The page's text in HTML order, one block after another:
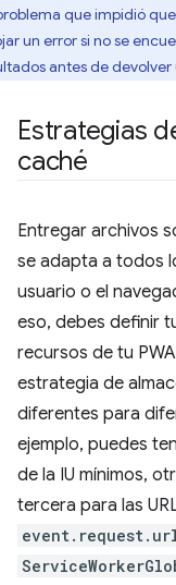
que impidió
un error si no se
antes de devolver
Estrategias
caché
Entregar archivos
se adapta a todos
usuario o el
eso, debes definir
recursos de tu
estrategia de
diferentes para
ejemplo, puedes
de la IU mínimos,
tercera para las